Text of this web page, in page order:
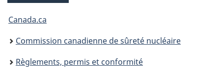
Vous
êtes
ici
Canada.ca
Commission canadienne de sûreté nucléaire
Règlements, permis et conformité